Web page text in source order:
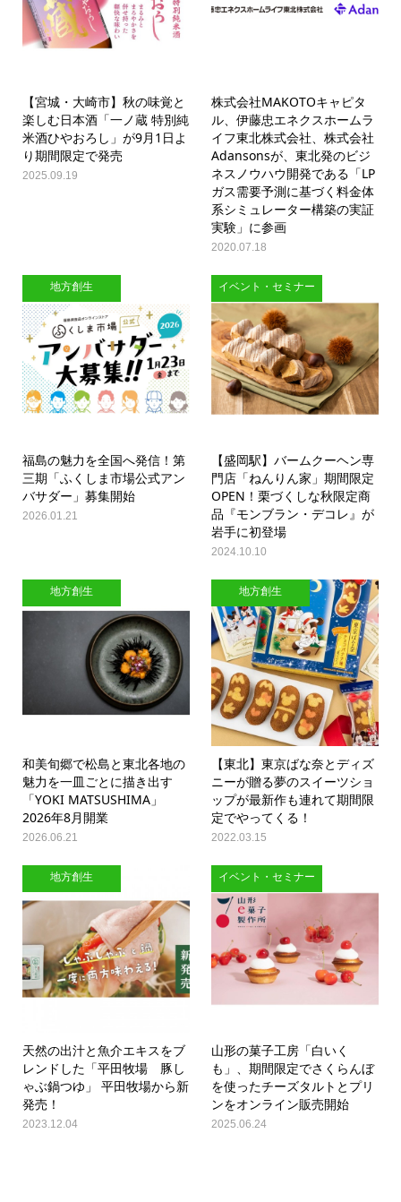
【宮城・大崎市】秋の味覚と
楽しむ日本酒「一ノ蔵 特別純
米酒ひやおろし」が9月1日よ
り期間限定で発売
2025.09.19
株式会社MAKOTOキャピタ
ル、伊藤忠エネクスホームラ
イフ東北株式会社、株式会社
Adansonsが、東北発のビジ
ネスノウハウ開発である「LP
ガス需要予測に基づく料金体
系シミュレーター構築の実証
実験」に参画
2020.07.18
地方創生
福島の魅力を全国へ発信！第
三期「ふくしま市場公式アン
バサダー」募集開始
2026.01.21
イベント・セミナー
【盛岡駅】バームクーヘン専
門店「ねんりん家」期間限定
OPEN！栗づくしな秋限定商
品『モンブラン・デコレ』が
岩手に初登場
2024.10.10
地方創生
和美旬郷で松島と東北各地の
魅力を一皿ごとに描き出す
「YOKI MATSUSHIMA」
2026年8月開業
2026.06.21
地方創生
【東北】東京ばな奈とディズ
ニーが贈る夢のスイーツショ
ップが最新作も連れて期間限
定でやってくる！
2022.03.15
地方創生
天然の出汁と魚介エキスをブ
レンドした「平田牧場 豚し
ゃぶ鍋つゆ」 平田牧場から新
発売！
2023.12.04
イベント・セミナー
山形の菓子工房「白いく
も」、期間限定でさくらんぼ
を使ったチーズタルトとプリ
ンをオンライン販売開始
2025.06.24